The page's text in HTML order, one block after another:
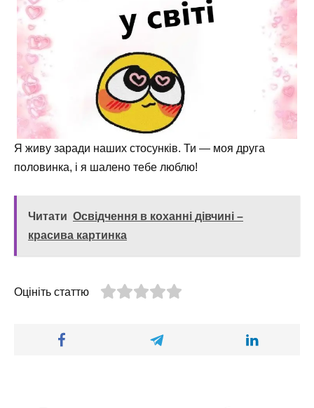
Я живу заради наших стосунків. Ти — моя друга
половинка, і я шалено тебе люблю!
Читати Освідчення в коханні дівчині –
красива картинка
Оцініть статтю